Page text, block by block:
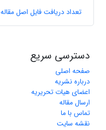
تعداد دریافت فایل اصل مقاله
دسترسی سریع
صفحه اصلی
درباره نشریه
اعضای هیات تحریریه
ارسال مقاله
تماس با ما
نقشه سایت